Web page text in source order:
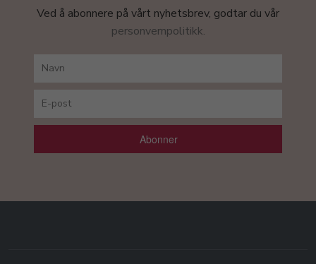
Ved å abonnere på vårt nyhetsbrev, godtar du vår
personvernpolitikk.
Abonner